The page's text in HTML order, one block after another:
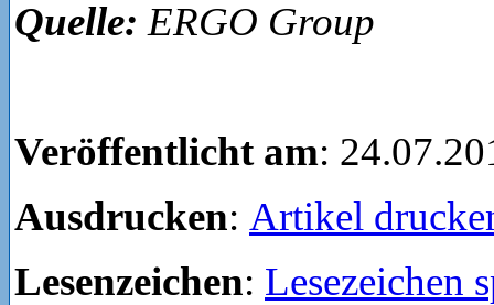
Quelle: ERGO Group
Veröffentlicht am:
Ausdrucken: Artikel
Lesenzeichen: Lesezeichen